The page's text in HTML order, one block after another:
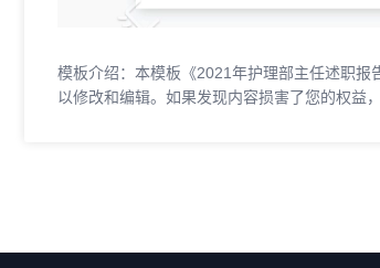
模板介绍：本模板《2021年护理部主任述职
以修改和编辑。如果发现内容损害了您的权益